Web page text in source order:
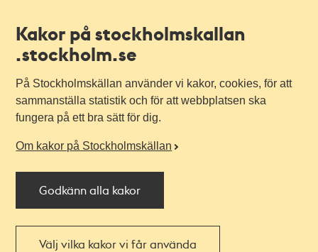
Kakor på stockholmskallan
.stockholm.se
På Stockholmskällan använder vi kakor, cookies, för att
sammanställa statistik och för att webbplatsen ska
fungera på ett bra sätt för dig.
Om kakor på Stockholmskällan
Godkänn alla kakor
Välj vilka kakor vi får använda